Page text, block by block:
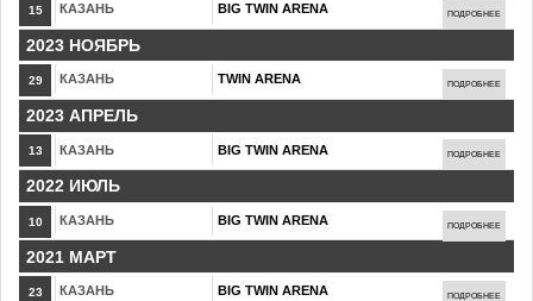
15 КАЗАНЬ BIG TWIN ARENA ПОДРОБНЕЕ
2023 НОЯБРЬ
29 КАЗАНЬ TWIN ARENA ПОДРОБНЕЕ
2023 АПРЕЛЬ
13 КАЗАНЬ BIG TWIN ARENA ПОДРОБНЕЕ
2022 ИЮЛЬ
10 КАЗАНЬ BIG TWIN ARENA ПОДРОБНЕЕ
2021 МАРТ
23 КАЗАНЬ BIG TWIN ARENA ПОДРОБНЕЕ